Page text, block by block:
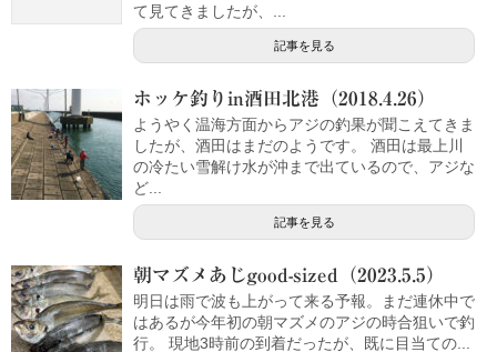
て見てきましたが、...
記事を見る
ホッケ釣りin酒田北港（2018.4.26）
ようやく温海方面からアジの釣果が聞こえてきま
したが、酒田はまだのようです。 酒田は最上川
の冷たい雪解け水が沖まで出ているので、アジな
ど...
記事を見る
朝マズメあじgood-sized（2023.5.5）
明日は雨で波も上がって来る予報。まだ連休中で
はあるが今年初の朝マズメのアジの時合狙いで釣
行。 現地3時前の到着だったが、既に目当ての...